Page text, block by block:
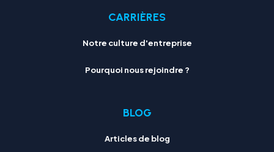
CARRIÈRES
Notre culture d'entreprise
Pourquoi nous rejoindre ?
BLOG
Articles de blog